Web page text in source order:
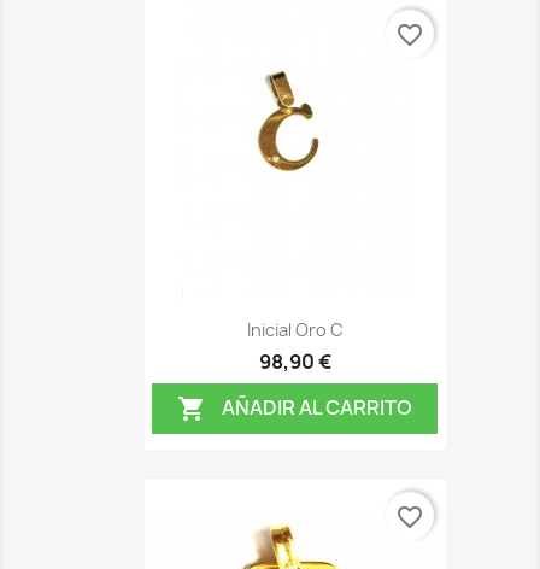
Inicial Oro C
98,90 €
 AÑADIR AL CARRITO
favorite_border
favorite_border